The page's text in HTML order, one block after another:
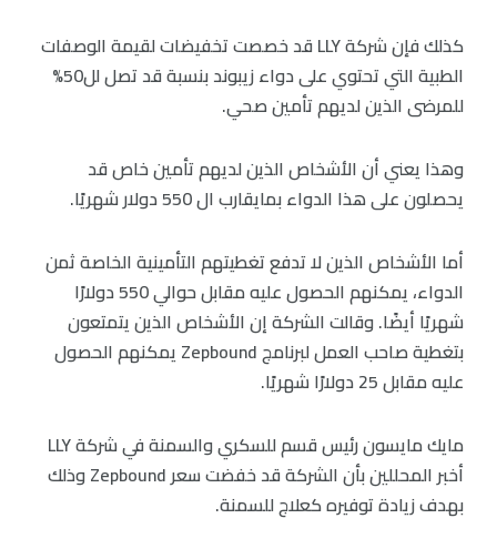
كذلك فإن شركة LLY قد خصصت تخفيضات لقيمة الوصفات
الطبية التي تحتوي على دواء زيبوند بنسبة قد تصل لل50%
للمرضى الذين لديهم تأمين صحي.
وهذا يعني أن الأشخاص الذين لديهم تأمين خاص قد
يحصلون على هذا الدواء بمايقارب ال 550 دولار شهريًا.
أما الأشخاص الذين لا تدفع تغطيتهم التأمينية الخاصة ثمن
الدواء، يمكنهم الحصول عليه مقابل حوالي 550 دولارًا
شهريًا أيضًا. وقالت الشركة إن الأشخاص الذين يتمتعون
بتغطية صاحب العمل لبرنامج Zepbound يمكنهم الحصول
عليه مقابل 25 دولارًا شهريًا.
مايك مايسون رئيس قسم للسكري والسمنة في شركة LLY
أخبر المحللين بأن الشركة قد خفضت سعر Zepbound وذلك
بهدف زيادة توفيره كعلاج للسمنة.